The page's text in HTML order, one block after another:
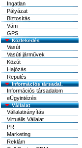
Ingatlan
Pályázat
Biztosítás
Vám
GPS
Közlekedés
Vasút
Vasúti járművek
Közút
Hajózás
Repülés
Információs társadal.
Információs társadalom
eÜgyintézés
Vállalat
Vállalatirányítás
Virtuális Vállalat
PR
Marketing
Reklám